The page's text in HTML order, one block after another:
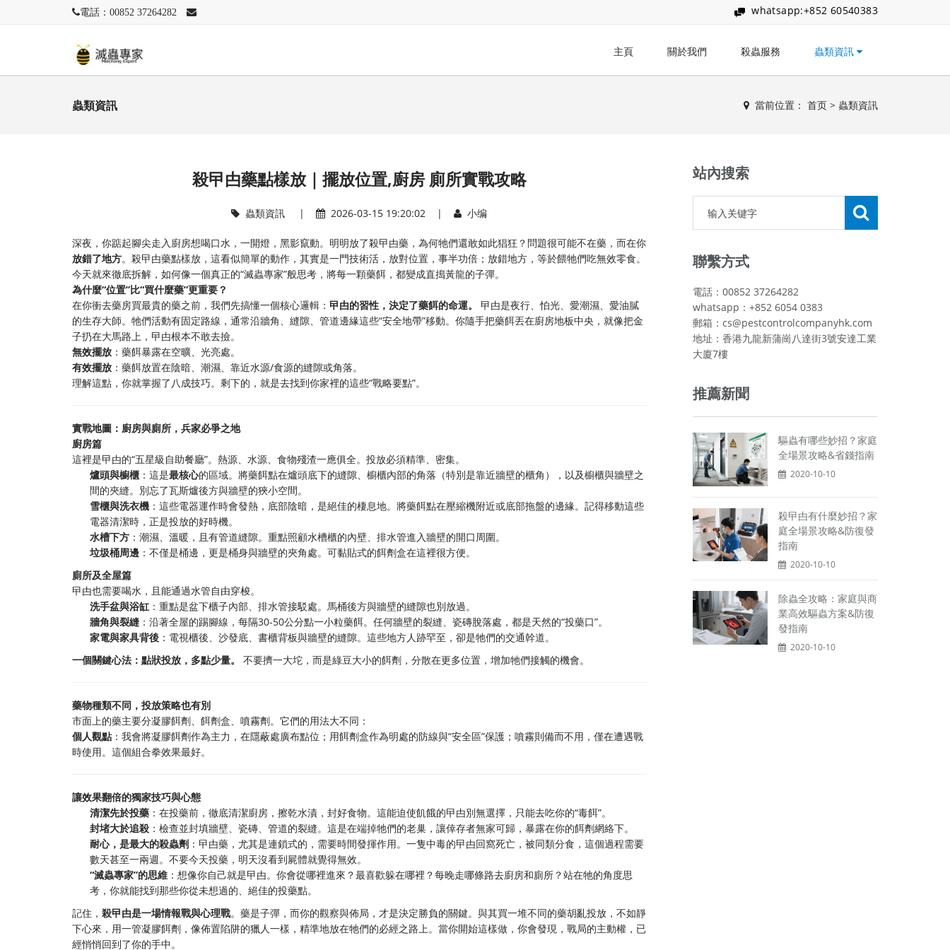
電話：00852 37264282 whatsapp:+852 60540383
主頁 關於我們 殺蟲服務 蟲類資訊
蟲類資訊 當前位置： 首页 > 蟲類資訊
殺曱甴藥點樣放｜擺放位置,廚房 廁所實戰攻略
蟲類資訊 | 2026-03-15 19:20:02 | 小编
深夜，你踮起腳尖走入廚房想喝口水，一開燈，黑影竄動。明明放了殺曱甴藥，為何牠們還敢如此猖狂？問題很可能不在藥，而在你
放錯了地方。殺曱甴藥點樣放，這看似簡單的動作，其實是一門技術活，放對位置，事半功倍；放錯地方，等於餵牠們吃無效零食。
今天就來徹底拆解，如何像一個真正的“滅蟲專家”般思考，將每一顆藥餌，都變成直搗黃龍的子彈。
為什麼“位置”比“買什麼藥”更重要？
在你衝去藥房買最貴的藥之前，我們先搞懂一個核心邏輯： 曱甴的習性，決定了藥餌的命運。
​ 曱甴是夜行、怕光、愛潮濕、愛油膩
的生存大師。牠們活動有固定路線，通常沿牆角、縫隙、管道邊緣這些“安全地帶”移動。你隨手把藥餌丟在廚房地板中央，就像把金
子扔在大馬路上，曱甴根本不敢去撿。
無效擺放 ：藥餌暴露在空曠、光亮處。
有效擺放 ：藥餌放置在陰暗、潮濕、靠近水源/食源的縫隙或角落。
理解這點，你就掌握了八成技巧。剩下的，就是去找到你家裡的這些“戰略要點”。
實戰地圖：廚房與廁所，兵家必爭之地
廚房篇
這裡是曱甴的“五星級自助餐廳”。熱源、水源、食物殘渣一應俱全。投放必須精準、密集。
爐頭與櫥櫃 ：這是最核心的區域。將藥餌點在爐頭底下的縫隙、櫥櫃內部的角落（特別是靠近牆壁的櫃角），以及櫥櫃與牆壁之
間的夾縫。別忘了瓦斯爐後方與牆壁的狹小空間。
雪櫃與洗衣機 ：這些電器運作時會發熱，底部陰暗，是絕佳的棲息地。將藥餌點在壓縮機附近或底部拖盤的邊緣。記得移動這些
電器清潔時，正是投放的好時機。
水槽下方 ：潮濕、溫暖，且有管道縫隙。重點照顧水槽櫃的內壁、排水管進入牆壁的開口周圍。
垃圾桶周邊 ：不僅是桶邊，更是桶身與牆壁的夾角處。可黏貼式的餌劑盒在這裡很方便。
廁所及全屋篇
曱甴也需要喝水，且能通過水管自由穿梭。
洗手盆與浴缸 ：重點是盆下櫃子內部、排水管接駁處。馬桶後方與牆壁的縫隙也別放過。
牆角與裂縫 ：沿著全屋的踢腳線，每隔30-50公分點一小粒藥餌。任何牆壁的裂縫、瓷磚脫落處，都是天然的“投藥口”。
家電與家具背後 ：電視櫃後、沙發底、書櫃背板與牆壁的縫隙。這些地方人跡罕至，卻是牠們的交通幹道。
一個關鍵心法：點狀投放，多點少量。
​ 不要擠一大坨，而是綠豆大小的餌劑，分散在更多位置，增加牠們接觸的機會。
藥物種類不同，投放策略也有別
市面上的藥主要分凝膠餌劑、餌劑盒、噴霧劑。它們的用法大不同：
個人觀點 ：我會將凝膠餌劑作為主力，在隱蔽處廣布點位；用餌劑盒作為明處的防線與“安全區”保護；噴霧則備而不用，僅在遭遇戰
時使用。這個組合拳效果最好。
讓效果翻倍的獨家技巧與心態
清潔先於投藥 ：在投藥前，徹底清潔廚房，擦乾水漬，封好食物。這能迫使飢餓的曱甴別無選擇，只能去吃你的“毒餌”。
封堵大於追殺 ：檢查並封填牆壁、瓷磚、管道的裂縫。這是在端掉牠們的老巢，讓倖存者無家可歸，暴露在你的餌劑網絡下。
耐心，是最大的殺蟲劑 ：曱甴藥，尤其是連鎖式的，需要時間發揮作用。一隻中毒的曱甴回窩死亡，被同類分食，這個過程需要
數天甚至一兩週。不要今天投藥，明天沒看到屍體就覺得無效。
“滅蟲專家”的思維 ：想像你自己就是曱甴。你會從哪裡進來？最喜歡躲在哪裡？每晚走哪條路去廚房和廁所？站在牠的角度思
考，你就能找到那些你從未想過的、絕佳的投藥點。
記住， 殺曱甴是一場情報戰與心理戰。藥是子彈，而你的觀察與佈局，才是決定勝負的關鍵。與其買一堆不同的藥胡亂投放，不如靜
下心來，用一管凝膠餌劑，像佈置陷阱的獵人一樣，精準地放在牠們的必經之路上。當你開始這樣做，你會發現，戰局的主動權，已
經悄悄回到了你的手中。
站內搜索
聯繫方式
電話：00852 37264282
whatsapp：+852 6054 0383
郵箱：cs@pestcontrolcompanyhk.com
地址：香港九龍新蒲崗八達街3號安達工業
大廈7樓
推薦新聞
驅蟲有哪些妙招？家庭
全場景攻略&省錢指南
2020-10-10
殺曱甴有什麼妙招？家
庭全場景攻略&防復發
指南
2020-10-10
除蟲全攻略：家庭與商
業高效驅蟲方案&防復
發指南
2020-10-10